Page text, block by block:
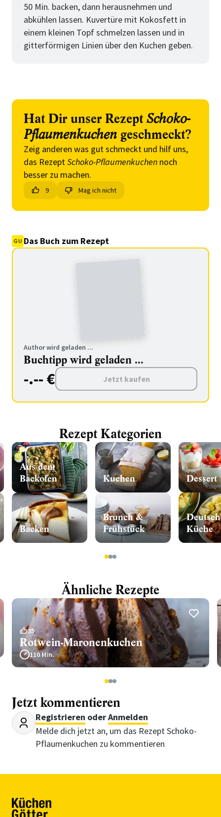
50 Min. backen, dann herausnehmen und
abkühlen lassen. Kuvertüre mit Kokosfett in
einem kleinen Topf schmelzen lassen und in
gitterförmigen Linien über den Kuchen ­geben.
Hat Dir unser Rezept Schoko-
Pflaumenkuchen geschmeckt?
Zeig anderen was gut schmeckt und hilf uns,
das RezeptSchoko-Pflaumenkuchen noch
besser zu machen.
9 Mag ich nicht
Das Buch zum Rezept
Author wird geladen ...
Buchtipp wird geladen ...
-.-- € Jetzt kaufen
Rezept Kategorien
Aus dem
Backofen
Backen
Kuchen
Brunch &
Frühstück
Dessert
Küche
123
Ähnliche Rezepte
35
Rotwein-Maronenkuchen
110 Min.
123
Jetzt kommentieren
Registrieren oderAnmelden
Melde dich jetzt an, um das Rezept Schoko-
Pflaumenkuchen zu kommentieren